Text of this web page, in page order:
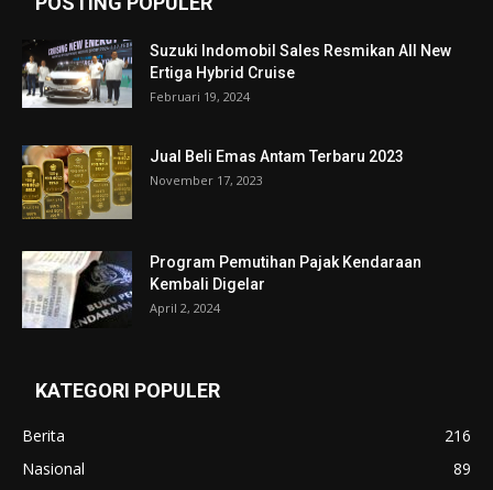
Suzuki Indomobil Sales Resmikan All New
Ertiga Hybrid Cruise
Februari 19, 2024
Jual Beli Emas Antam Terbaru 2023
November 17, 2023
Program Pemutihan Pajak Kendaraan
Kembali Digelar
April 2, 2024
KATEGORI POPULER
Berita
216
Nasional
89